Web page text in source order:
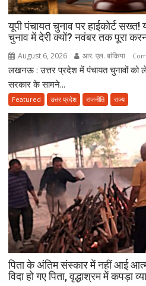
यूपी पंचायत चुनाव पर हाईकोर्ट
चुनाव में देरी क्यों? नवंबर तक पूरा
August 6, 2026 आर. एल. बांकिया
लखनऊ : उत्तर प्रदेश में पंचायत चुनावों को
सरकार के सामने...
Featured उत्तर प्रदेश राजनीति राज्य
पिता के अंतिम संस्कार में नहीं आई
विदा हो गए पिता, वृद्धाश्रम में कपड़ा